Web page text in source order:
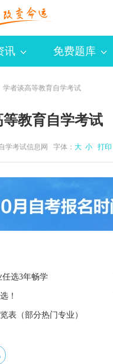
讯 免费题库
学者谈高等教育自学考试
教育自学考试
学考试信息网 字体： 大 小 打印
任选3年畅学
！
表（部分热门专业）